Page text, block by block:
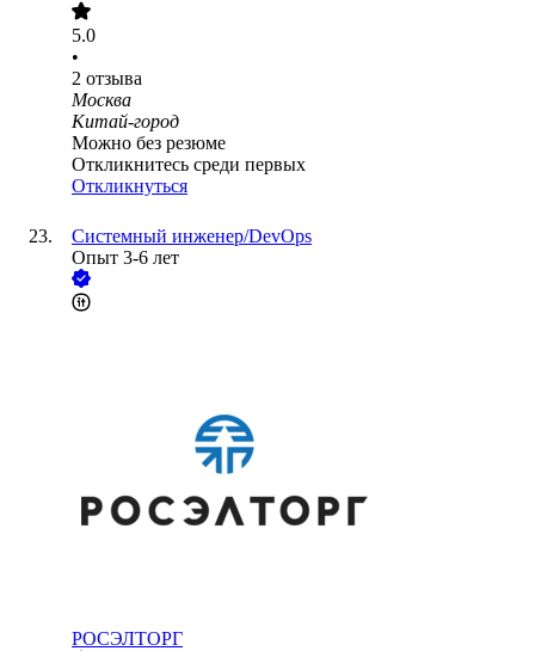
5.0
•
2 отзыва
Москва
Китай-город
Можно без резюме
Откликнитесь среди первых
Откликнуться
Системный инженер/DevOps
Опыт 3-6 лет
РОСЭЛТОРГ